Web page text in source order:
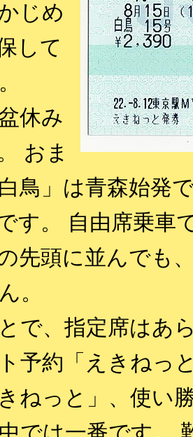
じめ
して
休み
おま
鳥」は青森始発
す。 自由席乗車
先頭に並んでも
。
で、指定席はあ
予約「えきねっ
ねっと」、使い